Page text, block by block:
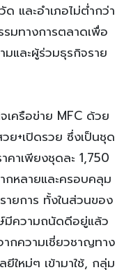
และอำเภอไม่ต่ำกว่า
มทางการตลาดเพื่อ
และผู้ร่วมธุรกิจราย
เครือข่าย MFC ด้วย
ย+เปิดรวย ซึ่งเป็นชุด
คาเพียงชุดละ 1,750
กหลายและครอบคลุม
ยการ ทั้งในส่วนของ
มีความถนัดดีอยู่แล้ว
กความเชี่ยวชาญทาง
ใหม่ๆ เข้ามาใช้, กลุ่ม